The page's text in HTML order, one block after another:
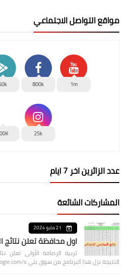
مواقع التواصل الاجتماعي
1m
800k
25k
عدد الزائرين اخر 7 ايام
المشاركات الشائعة
21 مايو 2024
اول محافظة تعلن نتائج
تربية الرصافة الأولى تعلن
النتيجة نزل هذا البرنامج من سوق بلي https://play.google.com/s…